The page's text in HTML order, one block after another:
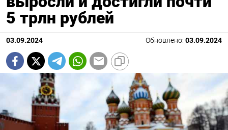
5 трлн рублей
03.09.2024 Обновлено: 03.09.2024